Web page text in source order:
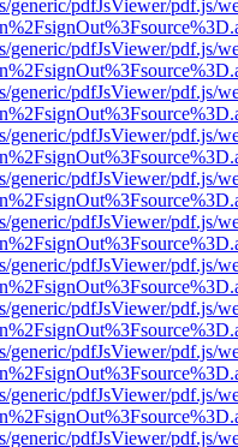
generic/pdfJsViewer/pdf.js/
generic/pdfJsViewer/pdf.js/
generic/pdfJsViewer/pdf.js/
generic/pdfJsViewer/pdf.js/
generic/pdfJsViewer/pdf.js/
generic/pdfJsViewer/pdf.js/
generic/pdfJsViewer/pdf.js/
generic/pdfJsViewer/pdf.js/
generic/pdfJsViewer/pdf.js/
generic/pdfJsViewer/pdf.js/
generic/pdfJsViewer/pdf.js/